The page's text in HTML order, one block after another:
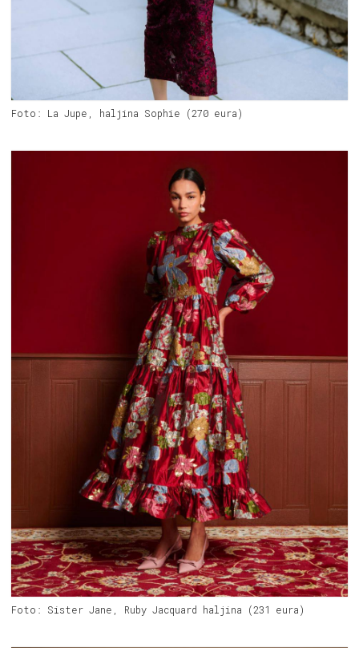
Foto: La Jupe, haljina Sophie (270 eura)
Foto: Sister Jane, Ruby Jacquard haljina (231 eura)